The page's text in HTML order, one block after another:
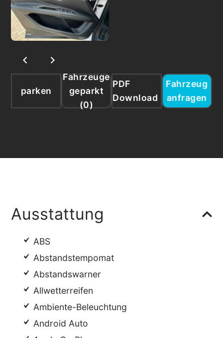
parken
Fahrzeuge
geparkt
(0)
PDF
Download
Fahrzeug
anfragen
Ausstattung
ABS
Abstandstempomat
Abstandswarner
Allwetterreifen
Ambiente-Beleuchtung
Android Auto